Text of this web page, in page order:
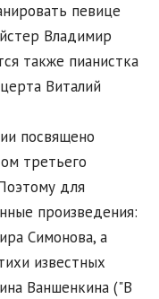
певице
Владимир
также пианистка
Виталий
посвящено
третьего
для
произведения:
Симонова, а
известных
Ваншенкина ("В